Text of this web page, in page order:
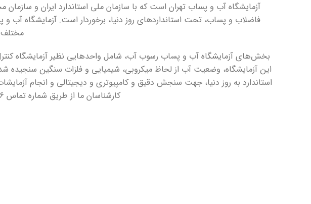
فاضلاب و پساب، تحت استانداردهای روز دنیا، برخوردار است.
بخش‌های آزمایشگاه آب و پساب رسوب آب، شامل واحدهایی نظیر آزمایشگاه
این آزمایشگاه، وضعیت آب از لحاظ میکروبی، شیمیایی و فلزات سنگین
استاندارد به روز دنیا، جهت سنجش دقیق و کامپیوتری و دیجیتالی و انجام
کارشناسان ما از طریق شماره تماس ۶-۷۷۶۵۵۰۳۵ – ۰۲۱ یا ۴-۷۷۶۴۶۱۰۲ – ۰۲۱ ارتباط بگیرید